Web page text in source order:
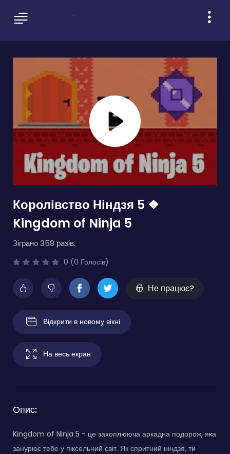
Королівство Ніндзя 5 ❖
Kingdom of Ninja 5
Зіграно 358 разів.
0 (0 Голосів)
Не працює?
Відкрити в новому вікні
На весь екран
Опис:
Kingdom of Ninja 5 - це захоплююча аркадна подорож, яка
занурює тебе у піксельний світ. Як спритний ніндзя, ти